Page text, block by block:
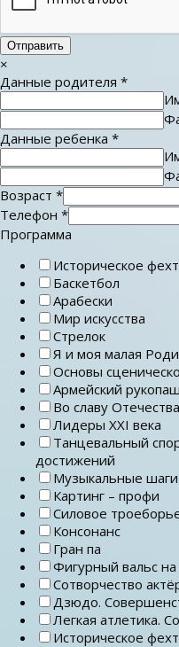
Отправить
×
Данные родителя *
Данные ребенка *
Возраст *
Телефон *
Программа
Историческое
Баскетбол
Арабески
Мир искусства
Стрелок
Я и моя малая
Основы
Армейский
Во славу
Лидеры ХХI века
Танцевальный
достижений
Музыкальные шаги
Картинг – профи
Силовое
Консонанс
Гран па
Фигурный вальс
Сотворчество
Дзюдо.
Легкая атлетика.
Историческое